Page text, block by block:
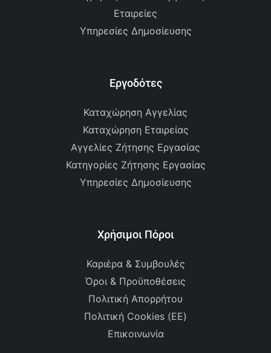
Εταιρείες
Υπηρεσίες Δημοσίευσης
Εργοδότες
Καταχώρηση Αγγελίας
Καταχώρηση Εταιρείας
Αγγελίες Ζήτησης Εργασίας
Κατηγορίες Ζήτησης Εργασίας
Υπηρεσίες Δημοσίευσης
Χρήσιμοι Πόροι
Καριέρα & Συμβουλές
Όροι & Προϋποθέσεις
Πολιτική Απορρήτου
Πολιτική Cookies (ΕΕ)
Επικοινωνία